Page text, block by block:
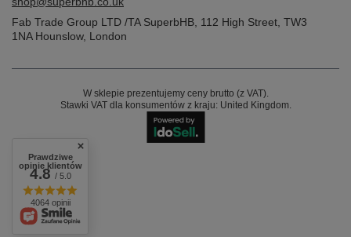
Fab Trade Group LTD /TA SuperbHB 112 High Street TW3
1NAHounslow, London
W sklepie prezentujemy ceny brutto (z VAT).
Stawki VAT dla konsumentów z kraju: United Kingdom.
Prawdziwe
opinie klientów
4.8/ 5.0
4064 opinii